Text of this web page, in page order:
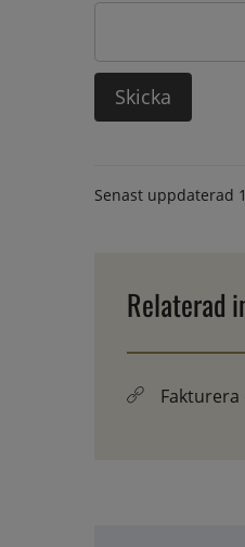
Senast uppdaterad
Relaterad
Fakturera